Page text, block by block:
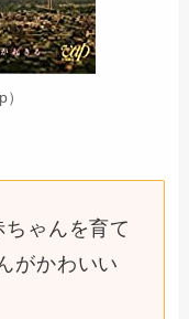
ゃんを育て
がかわいい